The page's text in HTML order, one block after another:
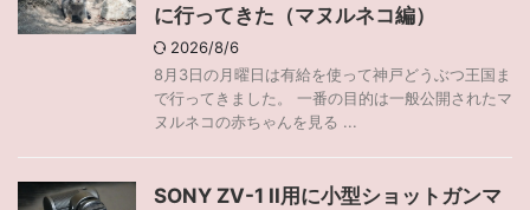
に行ってきた（マヌルネコ編）
2026/8/6
8月3日の月曜日は有給を使って神戸どうぶつ王国ま
で行ってきました。 一番の目的は一般公開されたマ
ヌルネコの赤ちゃんを見る ...
SONY ZV-1 II用に小型ショットガンマ